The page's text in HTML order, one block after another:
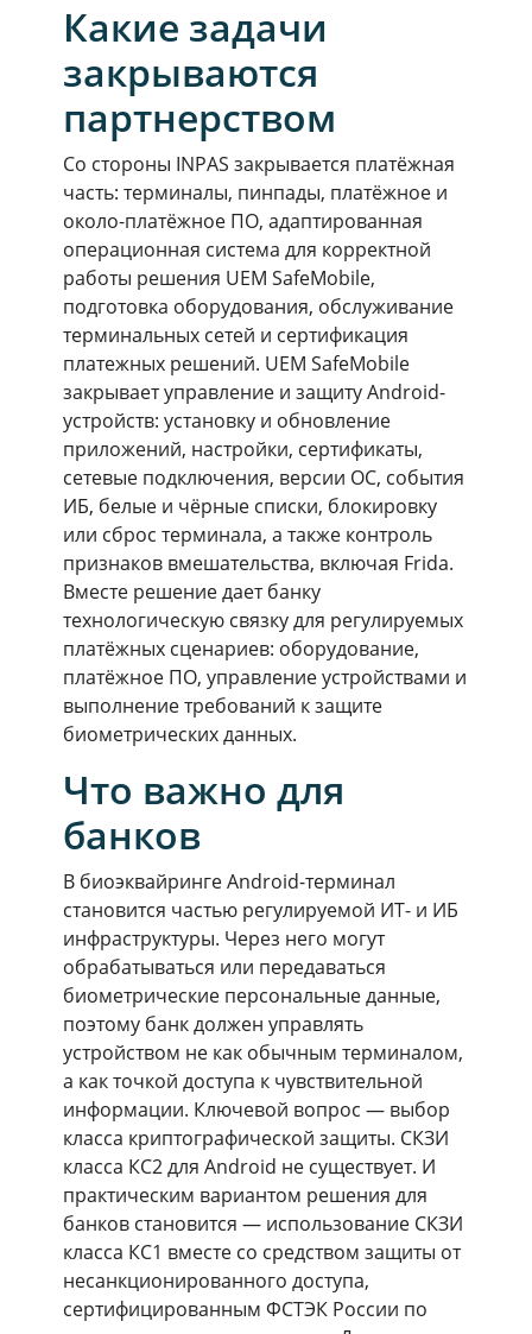
Какие задачи
закрываются
партнерством
Со стороны INPAS закрывается платёжная
часть: терминалы, пинпады, платёжное и
около-платёжное ПО, адаптированная
операционная система для корректной
работы решения UEM SafeMobile,
подготовка оборудования, обслуживание
терминальных сетей и сертификация
платежных решений. UEM SafeMobile
закрывает управление и защиту Android-
устройств: установку и обновление
приложений, настройки, сертификаты,
сетевые подключения, версии ОС, события
ИБ, белые и чёрные списки, блокировку
или сброс терминала, а также контроль
признаков вмешательства, включая Frida.
Вместе решение дает банку
технологическую связку для регулируемых
платёжных сценариев: оборудование,
платёжное ПО, управление устройствами и
выполнение требований к защите
биометрических данных.
Что важно для
банков
В биоэквайринге Android-терминал
становится частью регулируемой ИТ- и ИБ
инфраструктуры. Через него могут
обрабатываться или передаваться
биометрические персональные данные,
поэтому банк должен управлять
устройством не как обычным терминалом,
а как точкой доступа к чувствительной
информации. Ключевой вопрос — выбор
класса криптографической защиты. СКЗИ
класса КС2 для Android не существует. И
практическим вариантом решения для
банков становится — использование СКЗИ
класса КС1 вместе со средством защиты от
несанкционированного доступа,
сертифицированным ФСТЭК России по